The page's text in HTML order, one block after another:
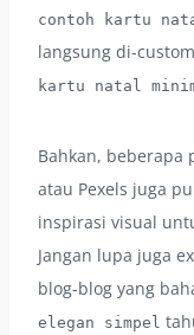
contoh kartu
langsung di-
kartu natal
Bahkan, beberapa
atau Pexels juga
inspirasi visual
Jangan lupa juga
blog-blog yang
elegan simpel